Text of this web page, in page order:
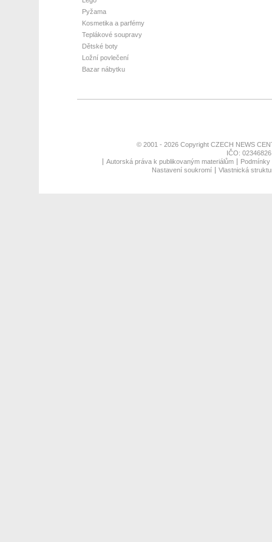
Pyžama
Kosmetika a parfémy
Teplákové soupravy
Dětské boty
Ložní povlečení
Bazar nábytku
© 2001 - 2026 Copyright CZECH NEWS
IČO:
Autorská práva k publikovaným materiálům
Nastavení soukromí
Vlastnická